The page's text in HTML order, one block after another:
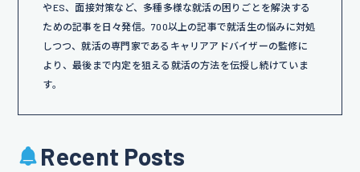
やES、面接対策など、多種多様な就活の困りごとを解決する
ための記事を日々発信。700以上の記事で就活生の悩みに対処
しつつ、就活の専門家であるキャリアアドバイザーの監修に
より、最後まで内定を狙える就活の方法を伝授し続けていま
す。
Recent Posts